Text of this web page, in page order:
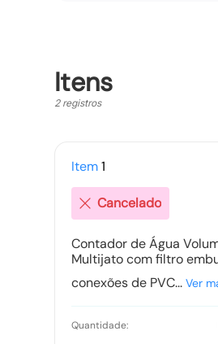
Itens
2 registros
Item1
Cancelado
Contador de Água
Multijato com filtro
conexões de PVC...Ver
Quantidade: